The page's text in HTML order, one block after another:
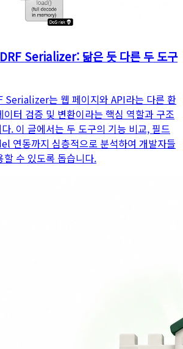
Serializer: 닮은 듯 다른 두 도구
는 웹 페이지와 API라는 다른 환
터 검증 및 변환이라는 핵심 역할과 구조
. 이 글에서는 두 도구의 기능 비교, 필드
연동까지 심층적으로 분석하여 개발자들
수 있도록 돕습니다.